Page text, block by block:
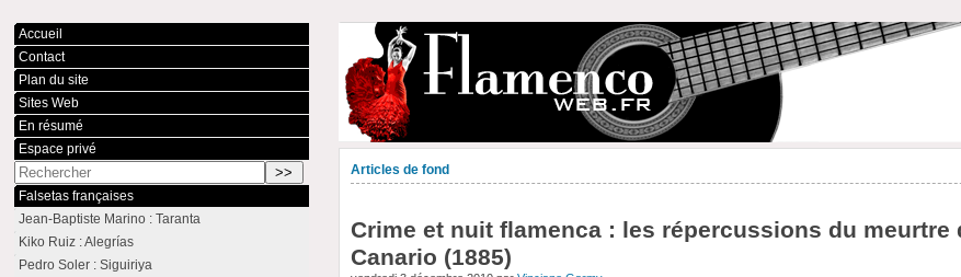
Articles de fond
Crime et nuit flamenca : les répercussions du meurtre
Canario (1885)
Accueil
Contact
Plan du site
Sites Web
En résumé
Espace privé
Falsetas françaises
Jean-Baptiste Marino : Taranta
Kiko Ruiz : Alegrías
Pedro Soler : Siguiriya